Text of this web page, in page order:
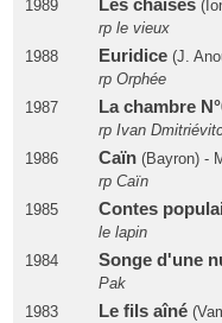
1989
Les chaises
rp le vieux
1988
Euridice(J.
rp Orphée
1987
La chambre
rp Ivan
1986
Caïn(Bayron) -
rp Caïn
1985
Contes
le lapin
1984
Songe d'une
Pak
1983
Le fils aîné